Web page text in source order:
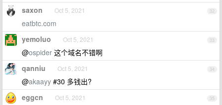
32
saxon Oct 5, 2021
eatbtc.com
33
yemoluo Oct 5, 2021
@ospider 这个域名不错啊
34
qanniu Oct 5, 2021
@akaayy #30 多钱出?
35
eggcn Oct 5, 2021